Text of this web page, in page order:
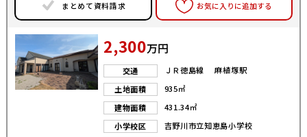
まとめて資料請求 お気に入りに追加する
2,300万円
交通
ＪＲ徳島線 麻植塚駅
土地面積
935㎡
建物面積
431.34㎡
小学校区
吉野川市立知恵島小学校